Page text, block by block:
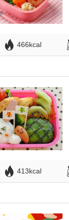
466kcal
413kcal